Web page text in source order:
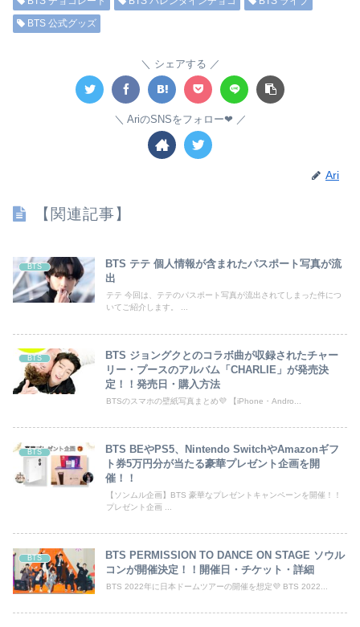
BTS 公式グッズ
シェアする
AriのSNSをフォロー❤︎
Ari
【関連記事】
BTS
BTS テテ 個人情報が含まれたパスポート写真が流
出
テテ 今回は、テテのパスポート写真が流出されてしまった件につ
いてご紹介します。 ...
BTS
BTS ジョングクとのコラボ曲が収録されたチャー
リー・プースのアルバム「CHARLIE」が発売決
定！！発売日・購入方法
BTSのスマホの壁紙写真まとめ💜 【iPhone・Andro...
BTS
BTS BEやPS5、Nintendo SwitchやAmazonギフ
ト券5万円分が当たる豪華プレゼント企画を開
催！！
【ソンムル企画】BTS 豪華なプレゼントキャンペーンを開催！！
プレゼント企画 ...
BTS
BTS PERMISSION TO DANCE ON STAGE ソウル
コンが開催決定！！開催日・チケット・詳細
BTS 2022年に日本ドームツアーの開催を想定💜 BTS 2022...